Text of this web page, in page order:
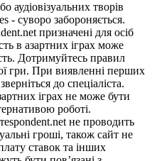
аудіовізуальних творів
- суворо забороняється.
призначені для осіб
в азартних іграх може
Дотримуйтесь правил
гри. При виявленні перших
до спеціаліста.
іграх не може бути
роботі.
не проводить
гроші, також сайт не
ставок та інших